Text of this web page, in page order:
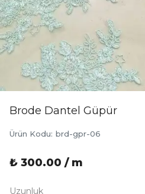
Brode Dantel Güpür
Ürün Kodu: brd-gpr-06
₺ 300.00 / m
Uzunluk